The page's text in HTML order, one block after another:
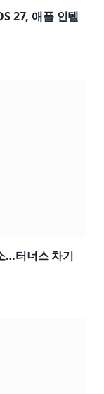
27, 애플 인텔
…터너스 차기